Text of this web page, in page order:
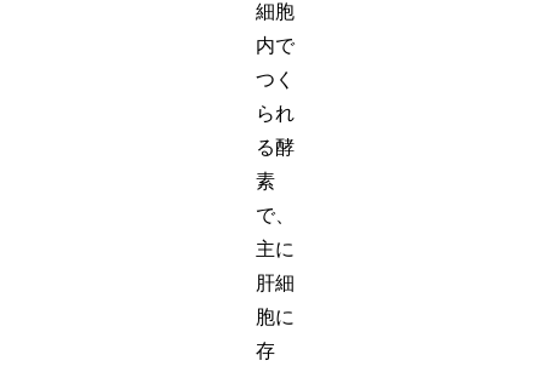
細胞
内で
つく
られ
る酵
素
で、
主に
肝細
胞に
存